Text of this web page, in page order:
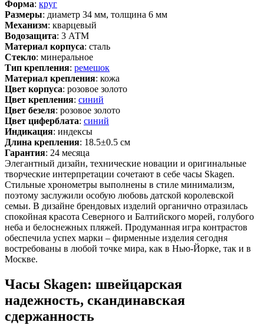
Форма: круг
Размеры: диаметр 34 мм, толщина 6 мм
Механизм: кварцевый
Водозащита: 3 АТМ
Материал корпуса: сталь
Стекло: минеральное
Тип крепления: ремешок
Материал крепления: кожа
Цвет корпуса: розовое золото
Цвет крепления: синий
Цвет безеля: розовое золото
Цвет циферблата: синий
Индикация: индексы
Длина крепления: 18.5±0.5 см
Гарантия: 24 месяца
Элегантный дизайн, технические новации и оригинальные
творческие интерпретации сочетают в себе часы Skagen.
Стильные хронометры выполнены в стиле минимализм,
поэтому заслужили особую любовь датской королевской
семьи. В дизайне брендовых изделий органично отразилась
спокойная красота Северного и Балтийского морей, голубого
неба и белоснежных пляжей. Продуманная игра контрастов
обеспечила успех марки – фирменные изделия сегодня
востребованы в любой точке мира, как в Нью-Йорке, так и в
Москве.
Часы Skagen: швейцарская
надежность, скандинавская
сдержанность